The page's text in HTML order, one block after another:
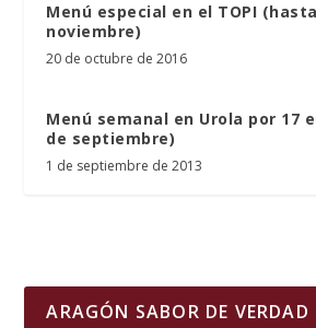
Menú especial en el TOPI
noviembre)
20 de octubre de 2016
Menú semanal en Urola por 17
de septiembre)
1 de septiembre de 2013
ARAGÓN SABOR DE VERDAD